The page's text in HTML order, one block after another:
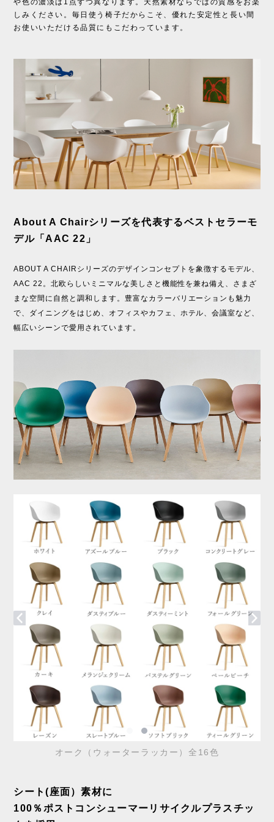
や色の濃淡は1点ずつ異なります。天然素材ならではの質感をお楽
しみください。毎日使う椅子だからこそ、優れた安定性と長い間
お使いいただける品質にもこだわっています。
About A Chairシリーズを代表するベストセラーモ
デル「AAC 22」
ABOUT A CHAIRシリーズのデザインコンセプトを象徴するモデル、
AAC 22。北欧らしいミニマルな美しさと機能性を兼ね備え、さまざ
まな空間に自然と調和します。豊富なカラーバリエーションも魅力
で、ダイニングをはじめ、オフィスやカフェ、ホテル、会議室など、
幅広いシーンで愛用されています。
オーク（ウォーターラッカー）全16色
シート(座面）素材に
100％ポストコンシューマーリサイクルプラスチッ